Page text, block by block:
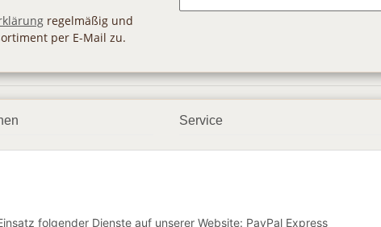
regelmäßig und
per E-Mail zu.
Service
folgender Dienste auf unserer Website: PayPal Express